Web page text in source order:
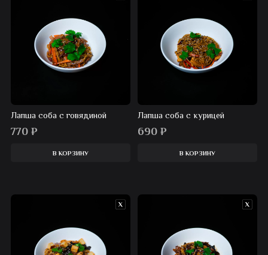
Лапша соба с говядиной
770 ₽
В КОРЗИНУ
Лапша соба с курицей
690₽
В КОРЗИНУ